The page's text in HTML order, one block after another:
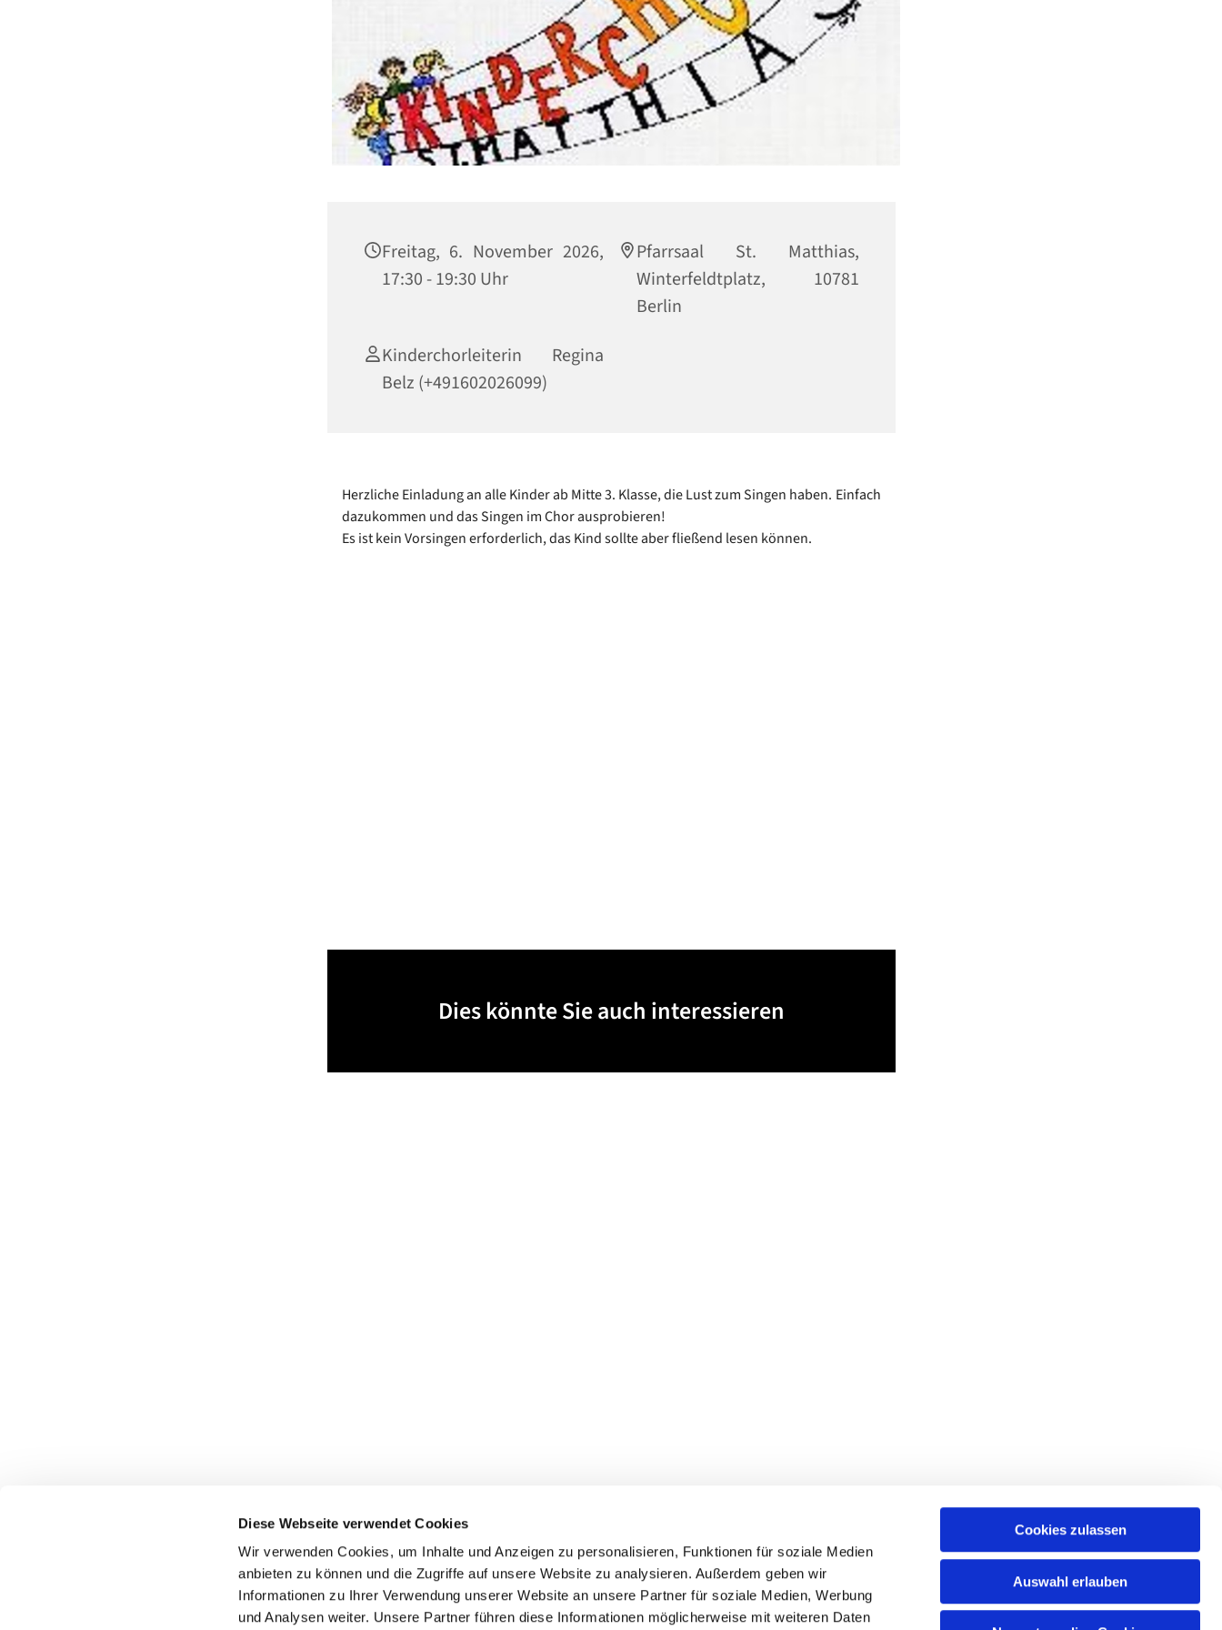
Diese Webseite verwendet Cookies
Wir verwenden Cookies, um Inhalte und Anzeigen zu personalisieren, Funktionen für soziale Medien
anbieten zu können und die Zugriffe auf unsere Website zu analysieren. Außerdem geben wir
Informationen zu Ihrer Verwendung unserer Website an unsere Partner für soziale Medien, Werbung
und Analysen weiter. Unsere Partner führen diese Informationen möglicherweise mit weiteren Daten
Cookies zulassen
Auswahl erlauben
Freitag, 6. November 2026,
17:30 - 19:30 Uhr
Pfarrsaal St. Matthias,
Winterfeldtplatz, 10781
Berlin
Kinderchorleiterin Regina
Belz (+491602026099)
Herzliche Einladung an alle Kinder ab Mitte 3. Klasse, die Lust zum Singen haben. Einfach
dazukommen und das Singen im Chor ausprobieren!
Es ist kein Vorsingen erforderlich, das Kind sollte aber fließend lesen können.
Dies könnte Sie auch interessieren
Priester-Notruf
Pfarrei St. Matthias Schöneberg • Goltzstr. 29 • 10781 Berlin
Hinweisgebersystem Barrierefreiheitserklärung